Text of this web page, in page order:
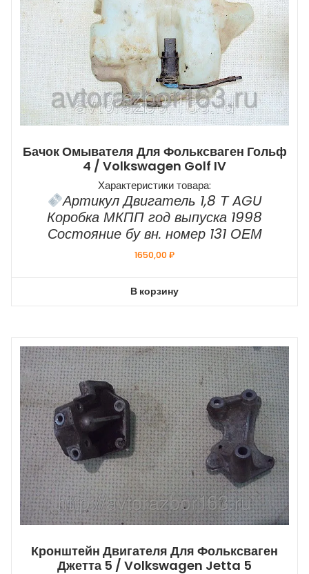
Бачок Омывателя Для Фольксваген Гольф
4 / Volkswagen Golf IV
Характеристики товара:
Артикул Двигатель 1,8 Т AGU
Коробка МКПП год выпуска 1998
Состояние бу вн. номер 131 ОЕМ
1650,00₽
В корзину
Кронштейн Двигателя Для Фольксваген
Джетта 5 / Volkswagen Jetta 5